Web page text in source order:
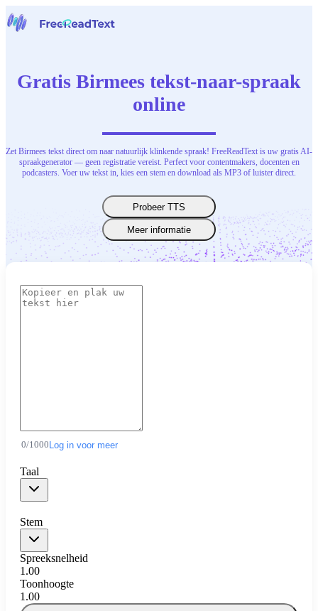
Gereedschap
Nederlands
Gratis Birmees tekst-naar-spraak
online
Zet Birmees tekst direct om naar natuurlijk klinkende spraak! FreeReadText is uw gratis AI-
spraakgenerator — geen registratie vereist. Perfect voor contentmakers, docenten en
podcasters. Voer uw tekst in, kies een stem en download als MP3 of luister direct.
Probeer TTS
Meer informatie
0/1000 Log in voor meer
Taal
Stem
Spreeksnelheid
1.00
Toonhoogte
1.00